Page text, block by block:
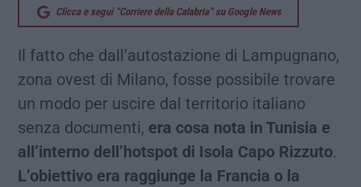
Clicca e segui “Corriere della Calabria” su Google News
Il fatto che dall’autostazione di Lampugnano,
zona ovest di Milano, fosse possibile trovare
un modo per uscire dal territorio italiano
senza documenti, era cosa nota in Tunisia e
all’interno dell’hotspot di Isola Capo Rizzuto.
L’obiettivo era raggiunge la Francia o la